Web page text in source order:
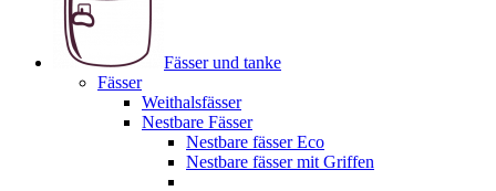
Fässer und tanke
Fässer
Weithalsfässer
Nestbare Fässer
Nestbare fässer Eco
Nestbare fässer mit Griffen